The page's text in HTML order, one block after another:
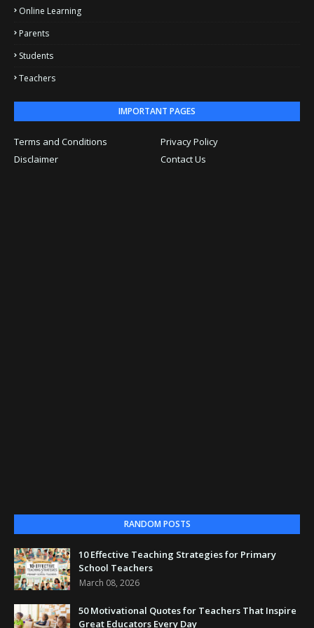
Online Learning
Parents
Students
Teachers
IMPORTANT PAGES
Terms and Conditions
Privacy Policy
Disclaimer
Contact Us
RANDOM POSTS
10 Effective Teaching Strategies for Primary
School Teachers
March 08, 2026
50 Motivational Quotes for Teachers That Inspire
Great Educators Every Day